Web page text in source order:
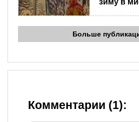
зиму в
Больше
Комментарии (1):